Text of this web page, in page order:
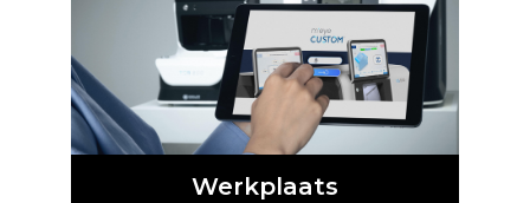
Werkplaats